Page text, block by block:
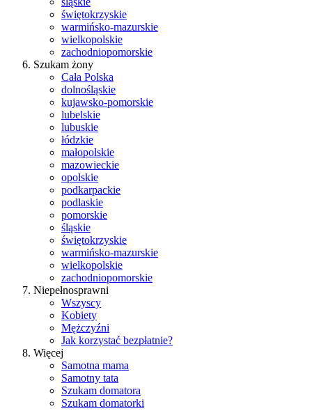
świętokrzyskie
warmińsko-mazurskie
wielkopolskie
zachodniopomorskie
Szukam żony
Cała Polska
dolnośląskie
kujawsko-pomorskie
lubelskie
lubuskie
łódzkie
małopolskie
mazowieckie
opolskie
podkarpackie
podlaskie
pomorskie
śląskie
świętokrzyskie
warmińsko-mazurskie
wielkopolskie
zachodniopomorskie
Niepełnosprawni
Wszyscy
Kobiety
Mężczyźni
Jak korzystać bezpłatnie?
Więcej
Samotna mama
Samotny tata
Szukam domatora
Szukam domatorki